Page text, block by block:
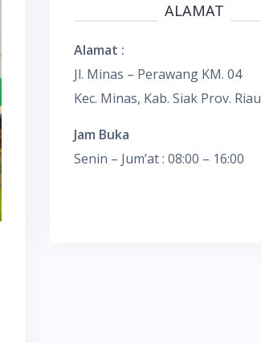
ALAMAT
Alamat :
Jl. Minas – Perawang KM. 04
Kec. Minas, Kab. Siak Prov. Riau
Jam Buka
Senin – Jum’at : 08:00 – 16:00